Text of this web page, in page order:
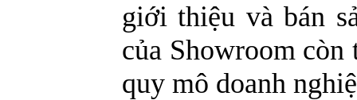
giới thiệu và bán
của Showroom
quy mô doanh